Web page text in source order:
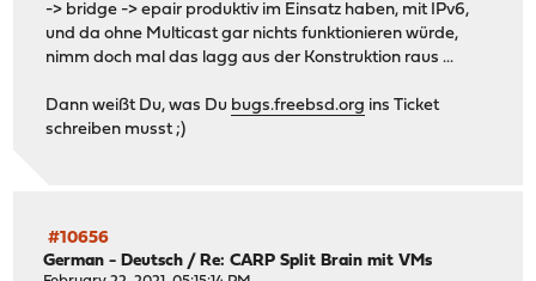
-> bridge -> epair produktiv im Einsatz haben, mit IPv6,
und da ohne Multicast gar nichts funktionieren würde,
nimm doch mal das lagg aus der Konstruktion raus ...
Dann weißt Du, was Du bugs.freebsd.org ins Ticket
schreiben musst ;)
#10656
German - Deutsch / Re: CARP Split Brain mit VMs